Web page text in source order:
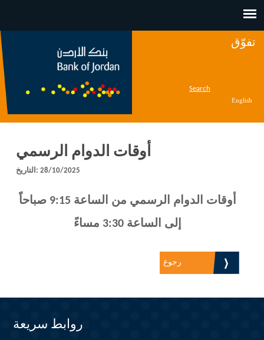
تفوّق
Search
English
أوقات الدوام الرسمي
التاريخ: 28/10/2025
أوقات الدوام الرسمي من الساعة 9:15 صباحاً
إلى الساعة 3:30 مساءً
رجوع
روابط سريعة